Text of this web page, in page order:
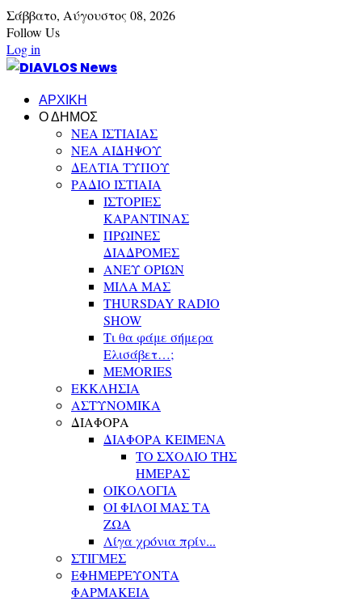
Σάββατο, Αύγουστος 08, 2026
Follow Us
Log in
ΑΡΧΙΚΗ
Ο ΔΗΜΟΣ
ΝΕΑ ΙΣΤΙΑΙΑΣ
ΝΕΑ ΑΙΔΗΨΟΥ
ΔΕΛΤΙΑ ΤΥΠΟΥ
ΡΑΔΙΟ ΙΣΤΙΑΙΑ
ΙΣΤΟΡΙΕΣ
ΚΑΡΑΝΤΙΝΑΣ
ΠΡΩΙΝΕΣ
ΔΙΑΔΡΟΜΕΣ
ΑΝΕΥ ΟΡΙΩΝ
ΜΙΛΑ ΜΑΣ
THURSDAY RADIO
SHOW
Τι θα φάμε σήμερα
Ελισάβετ…;
MEMORIES
ΕΚΚΛΗΣΙΑ
ΑΣΤΥΝΟΜΙΚΑ
ΔΙΑΦΟΡΑ
ΔΙΑΦΟΡΑ ΚΕΙΜΕΝΑ
ΤΟ ΣΧΟΛΙΟ ΤΗΣ
ΗΜΕΡΑΣ
ΟΙΚΟΛΟΓΙΑ
ΟΙ ΦΙΛΟΙ ΜΑΣ ΤΑ
ΖΩΑ
Λίγα χρόνια πρίν...
ΣΤΙΓΜΕΣ
ΕΦΗΜΕΡΕΥΟΝΤΑ
ΦΑΡΜΑΚΕΙΑ